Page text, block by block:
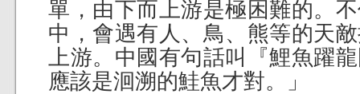
單，由下而上游是極困難的。
中，會遇有人、鳥、熊等的天
上游。中國有句話叫『鯉魚躍
應該是洄溯的鮭魚才對。」